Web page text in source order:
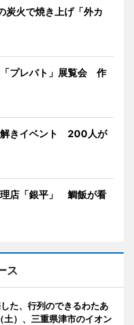
火で焼き上げ「外カ
プレバト」展覧会 作
解きイベント 200人が
店「銀平」 鯛飯が看
ス
た、行列のできるわたあ
）、三重県津市のイオン